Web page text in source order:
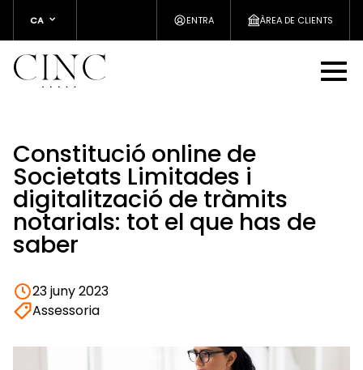
CA ENTRA ÀREA DE CLIENTS
Constitució online de
Societats Limitades i
digitalització de tràmits
notarials: tot el que has de
saber
23 juny 2023
Assessoria